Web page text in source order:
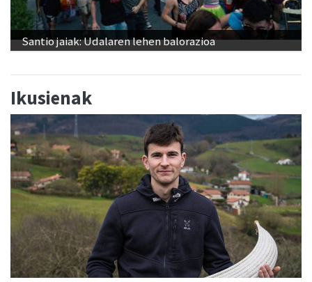
Santio jaiak: Udalaren lehen balorazioa
Ikusienak